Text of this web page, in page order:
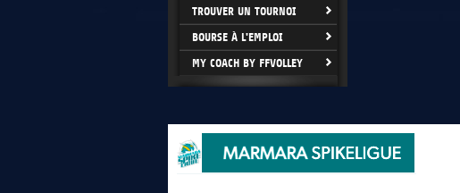
TROUVER UN TOURNOI
BOURSE À L'EMPLOI
MY COACH BY FFVOLLEY